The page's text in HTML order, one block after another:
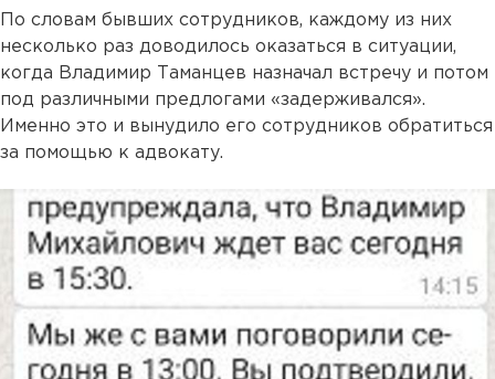
По словам бывших сотрудников, каждому из них
несколько раз доводилось оказаться в ситуации,
когда Владимир Таманцев назначал встречу и потом
под различными предлогами «задерживался».
Именно это и вынудило его сотрудников обратиться
за помощью к адвокату.